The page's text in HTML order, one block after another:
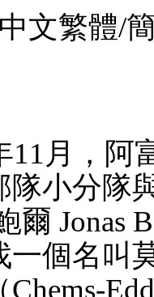
文繁體/
月，阿
隊小分隊
爾
一個名叫